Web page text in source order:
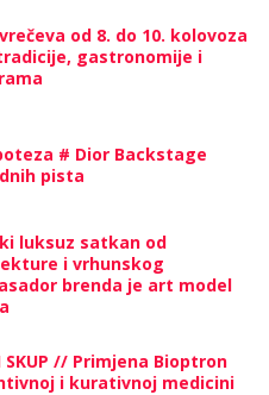
od 8. do 10. kolovoza
gastronomije i
# Dior Backstage
pista
luksuz satkan od
i vrhunskog
brenda je art model
SKUP // Primjena Bioptron
i kurativnoj medicini